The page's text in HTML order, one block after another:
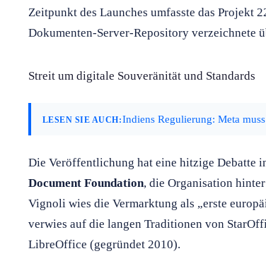
Zeitpunkt des Launches umfasste das Projekt
Dokumenten-Server-Repository verzeichnete
Streit um digitale Souveränität und Standards
LESEN SIE AUCH:Indiens Regulierung: Meta
Die Veröffentlichung hat eine hitzige Debatte
Document Foundation, die Organisation
Vignoli wies die Vermarktung als „erste
verwies auf die langen Traditionen von
LibreOffice (gegründet 2010).